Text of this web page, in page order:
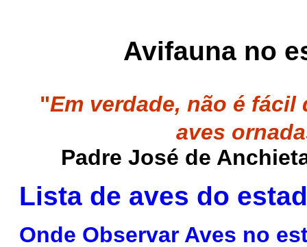
Avifauna no
"Em verdade, não é
aves
Padre José de
Lista de aves do
Onde Observar Aves no